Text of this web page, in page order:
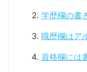
学歴欄の書
職歴欄はア
資格欄には